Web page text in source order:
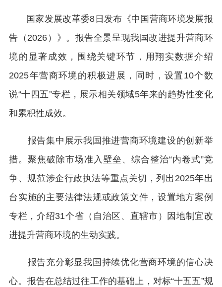
国家发展改革委8日发布《中国营商环境发展报
告（2026）》。报告全景呈现我国改进提升营商环
境的显著成效，围绕关键环节，用翔实数据介绍
2025年营商环境的积极进展，同时，设置10个数
说“十四五”专栏，展示相关领域5年来的趋势性变化
和累积性成效。
报告集中展示我国推进营商环境建设的创新举
措。聚焦破除市场准入壁垒、综合整治“内卷式”竞
争、规范涉企行政执法等重点关切，列出2025年出
台实施的主要法律法规或政策文件，设置地方案例
专栏，介绍31个省（自治区、直辖市）因地制宜改
进提升营商环境的生动实践。
报告充分彰显我国持续优化营商环境的信心决
心。报告在总结过往工作的基础上，对标“十五五”规